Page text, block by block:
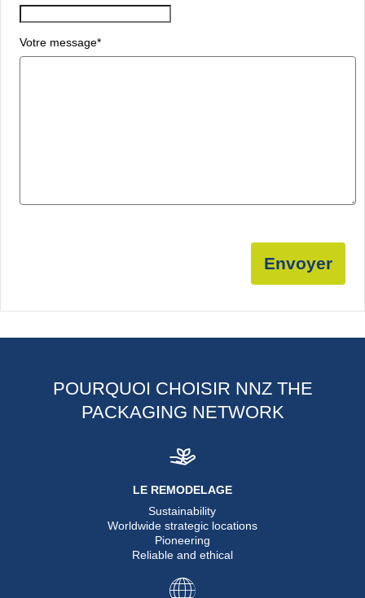
Votre message*
Envoyer
POURQUOI CHOISIR NNZ THE
PACKAGING NETWORK
LE REMODELAGE
Sustainability
Worldwide strategic locations
Pioneering
Reliable and ethical